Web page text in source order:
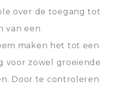
over de toegang tot
van een
maken het tot een
voor zowel groeiende
Door te controleren